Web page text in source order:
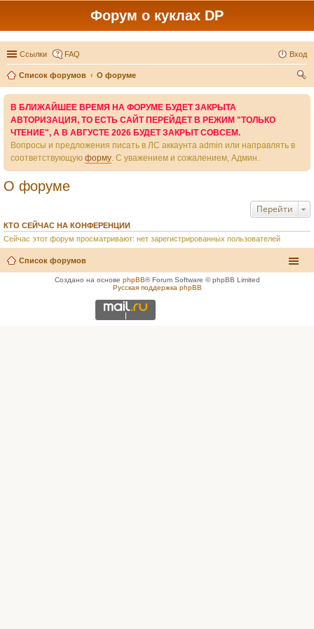
Форум о куклах DP
Ссылки FAQ Вход
Список форумов
О форуме
В БЛИЖАЙШЕЕ ВРЕМЯ НА ФОРУМЕ БУДЕТ ЗАКРЫТА
АВТОРИЗАЦИЯ, ТО ЕСТЬ САЙТ ПЕРЕЙДЕТ В РЕЖИМ "ТОЛЬКО
ЧТЕНИЕ", А В АВГУСТЕ 2026 БУДЕТ ЗАКРЫТ СОВСЕМ.
Вопросы и предложения писать в ЛС аккаунта admin или направлять в
соответствующую форму. С уважением и сожалением, Админ.
О форуме
Перейти
КТО СЕЙЧАС НА КОНФЕРЕНЦИИ
Сейчас этот форум просматривают: нет зарегистрированных пользователей
Список форумов
Создано на основе phpBB® Forum Software © phpBB Limited
Русская поддержка phpBB